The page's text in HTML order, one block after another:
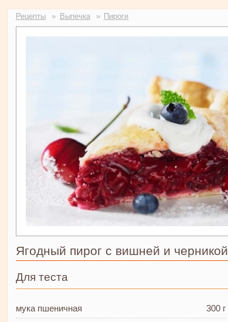
Рецепты Выпечка Пироги
Ягодный пирог с вишней и черникой
Для теста
мука пшеничная
300 г